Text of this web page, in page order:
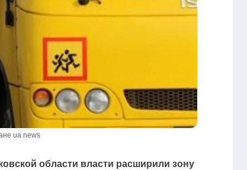
ua.news
области власти расширили зону